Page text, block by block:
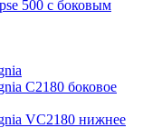
500 с боковым
C2180 боковое
VC2180 нижнее